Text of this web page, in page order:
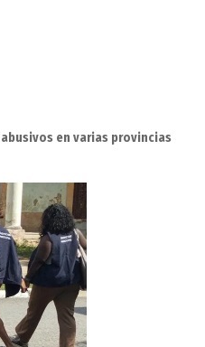
en varias provincias